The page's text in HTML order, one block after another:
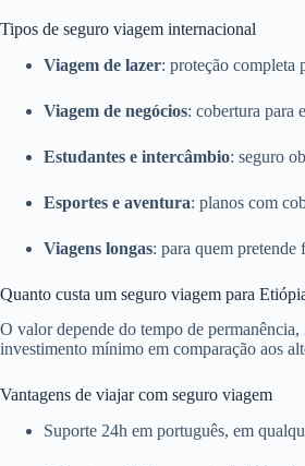
Tipos de seguro viagem internacional
Viagem de lazer: proteção completa
Viagem de negócios: cobertura para
Estudantes e intercâmbio: seguro
Esportes e aventura: planos com
Viagens longas: para quem pretende
Quanto custa um seguro viagem para
O valor depende do tempo de
investimento mínimo em comparação aos
Vantagens de viajar com seguro viagem
Suporte 24h em português, em